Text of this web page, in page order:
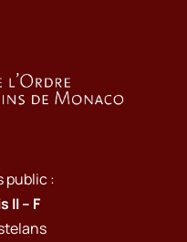
public :
II – F